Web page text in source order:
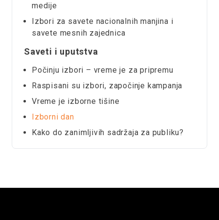
medije
Izbori za savete nacionalnih manjina i
savete mesnih zajednica
Saveti i uputstva
Počinju izbori – vreme je za pripremu
Raspisani su izbori, započinje kampanja
Vreme je izborne tišine
Izborni dan
Kako do zanimljivih sadržaja za publiku?